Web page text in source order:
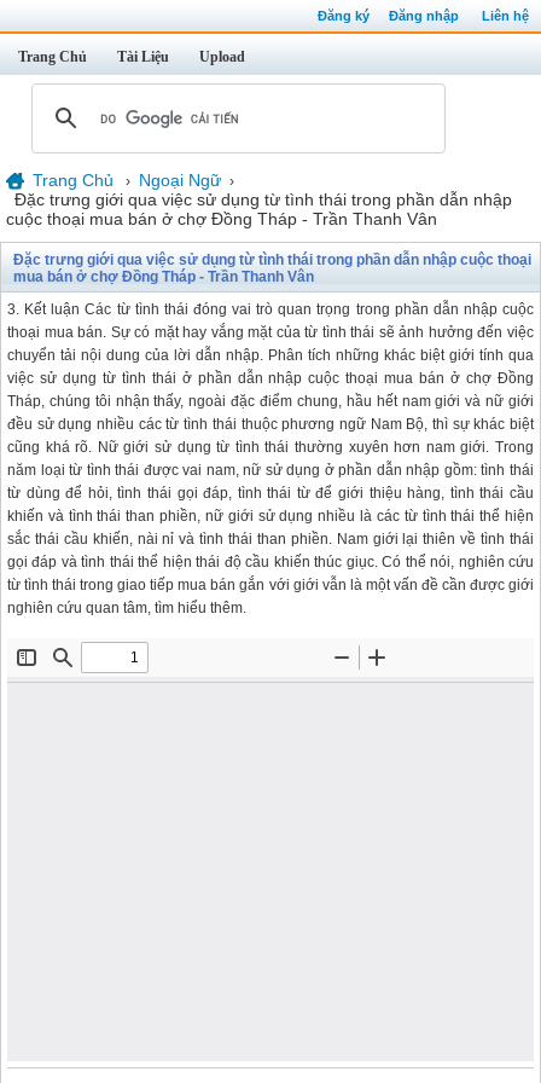
Đăng ký Đăng nhập Liên hệ
Trang Chủ Tài Liệu Upload
Trang Chủ › Ngoại Ngữ ›
Đặc trưng giới qua việc sử dụng từ tình thái trong phần dẫn nhập
cuộc thoại mua bán ở chợ Đồng Tháp - Trần Thanh Vân
Đặc trưng giới qua việc sử dụng từ tình thái trong phần dẫn nhập cuộc thoại
mua bán ở chợ Đồng Tháp - Trần Thanh Vân
3. Kết luận Các từ tình thái đóng vai trò quan trọng trong phần dẫn nhập cuộc
thoại mua bán. Sự có mặt hay vắng mặt của từ tình thái sẽ ảnh hưởng đến việc
chuyển tải nội dung của lời dẫn nhập. Phân tích những khác biệt giới tính qua
việc sử dụng từ tình thái ở phần dẫn nhập cuộc thoại mua bán ở chợ Đồng
Tháp, chúng tôi nhận thấy, ngoài đặc điểm chung, hầu hết nam giới và nữ giới
đều sử dụng nhiều các từ tình thái thuộc phương ngữ Nam Bộ, thì sự khác biệt
cũng khá rõ. Nữ giới sử dụng từ tình thái thường xuyên hơn nam giới. Trong
năm loại từ tình thái được vai nam, nữ sử dụng ở phần dẫn nhập gồm: tình thái
từ dùng để hỏi, tình thái gọi đáp, tình thái từ để giới thiệu hàng, tình thái cầu
khiến và tình thái than phiền, nữ giới sử dụng nhiều là các từ tình thái thể hiện
sắc thái cầu khiến, nài nỉ và tình thái than phiền. Nam giới lại thiên về tình thái
gọi đáp và tình thái thể hiện thái độ cầu khiến thúc giục. Có thể nói, nghiên cứu
từ tình thái trong giao tiếp mua bán gắn với giới vẫn là một vấn đề cần được giới
nghiên cứu quan tâm, tìm hiểu thêm.